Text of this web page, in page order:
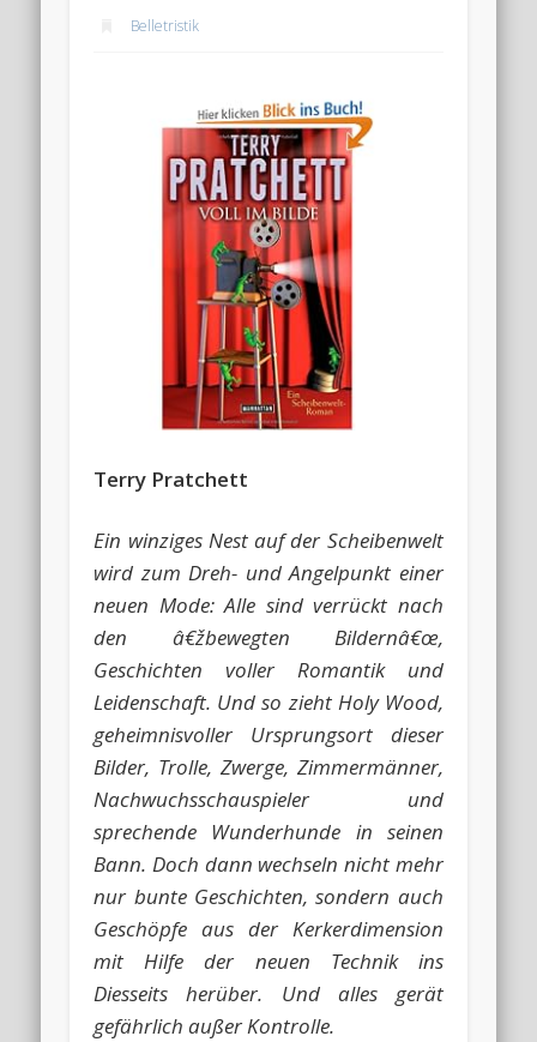
Belletristik
Terry Pratchett
Ein winziges Nest auf der Scheibenwelt
wird zum Dreh- und Angelpunkt einer
neuen Mode: Alle sind verrückt nach
den â€žbewegten Bildernâ€œ,
Geschichten voller Romantik und
Leidenschaft. Und so zieht Holy Wood,
geheimnisvoller Ursprungsort dieser
Bilder, Trolle, Zwerge, Zimmermänner,
Nachwuchsschauspieler und
sprechende Wunderhunde in seinen
Bann. Doch dann wechseln nicht mehr
nur bunte Geschichten, sondern auch
Geschöpfe aus der Kerkerdimension
mit Hilfe der neuen Technik ins
Diesseits herüber. Und alles gerät
gefährlich außer Kontrolle.